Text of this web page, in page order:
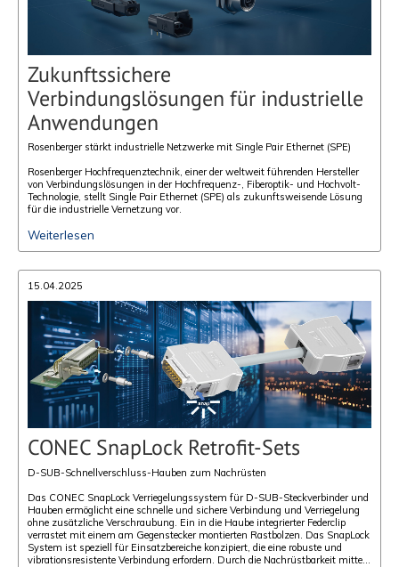
Zukunftssichere
Verbindungslösungen für industrielle
Anwendungen
Rosenberger stärkt industrielle Netzwerke mit Single Pair Ethernet (SPE)
Rosenberger Hochfrequenztechnik, einer der weltweit führenden Hersteller
von Verbindungslösungen in der Hochfrequenz-, Fiberoptik- und Hochvolt-
Technologie, stellt Single Pair Ethernet (SPE) als zukunftsweisende Lösung
für die industrielle Vernetzung vor.
Weiterlesen
15.04.2025
CONEC SnapLock Retrofit-Sets
D-SUB-Schnellverschluss-Hauben zum Nachrüsten
Das CONEC SnapLock Verriegelungssystem für D-SUB-Steckverbinder und
Hauben ermöglicht eine schnelle und sichere Verbindung und Verriegelung
ohne zusätzliche Verschraubung. Ein in die Haube integrierter Federclip
verrastet mit einem am Gegenstecker montierten Rastbolzen. Das SnapLock
System ist speziell für Einsatzbereiche konzipiert, die eine robuste und
vibrationsresistente Verbindung erfordern. Durch die Nachrüstbarkeit mittels